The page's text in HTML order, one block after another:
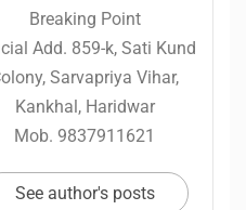
Breaking Point
Add. 859-k, Sati Kund
Sarvapriya Vihar,
Kankhal, Haridwar
Mob. 9837911621
See author's posts